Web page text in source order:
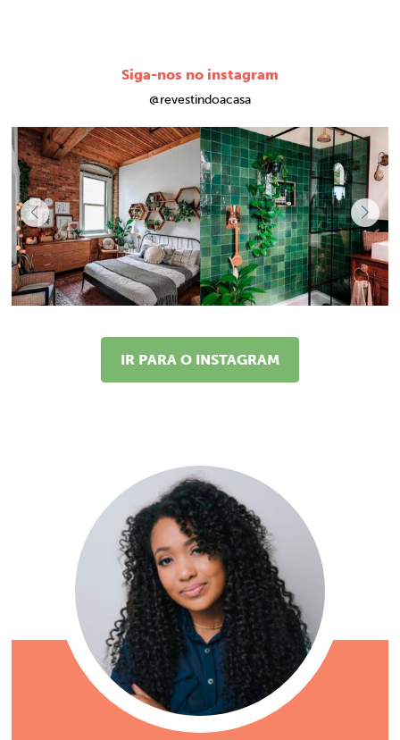
Siga-nos no instagram
@revestindoacasa
IR PARA O INSTAGRAM